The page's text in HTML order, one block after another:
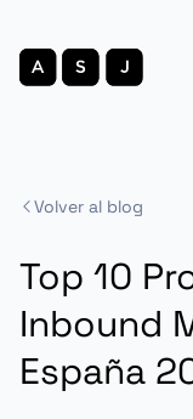
Volver al blog
Top 10
Inbound
España